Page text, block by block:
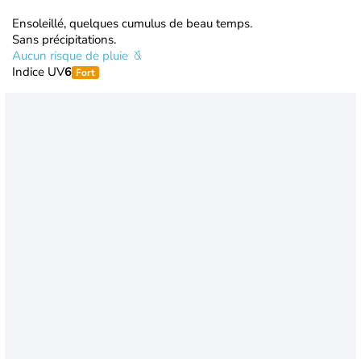
Ensoleillé, quelques cumulus de beau temps.
Sans précipitations.
Aucun risque de pluie
Indice UV6 Fort